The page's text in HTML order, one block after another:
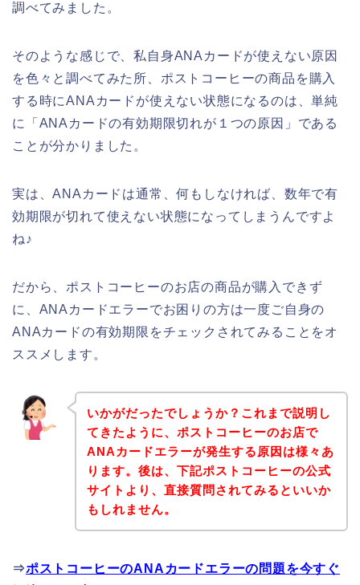
調べてみました。
そのような感じで、私自身ANAカードが使えない原因
を色々と調べてみた所、ポストコーヒーの商品を購入
する時にANAカードが使えない状態になるのは、単純
に「ANAカードの有効期限切れが１つの原因」である
ことが分かりました。
実は、ANAカードは通常、何もしなければ、数年で有
効期限が切れて使えない状態になってしまうんですよ
ね♪
だから、ポストコーヒーのお店の商品が購入できず
に、ANAカードエラーでお困りの方は一度ご自身の
ANAカードの有効期限をチェックされてみることをオ
ススメします。
いかがだったでしょうか？これまで説明し
てきたように、ポストコーヒーのお店で
ANAカードエラーが発生する原因は様々あ
ります。後は、下記ポストコーヒーの公式
サイトより、直接質問されてみるといいか
もしれません。
⇒ポストコーヒーのANAカードエラーの問題を今すぐ